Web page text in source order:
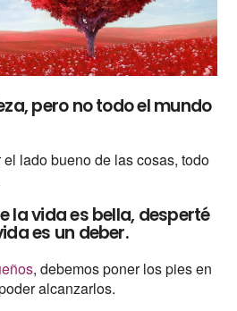
pero no todo el mundo
lado bueno de las cosas, todo
la vida es bella, desperté
es un deber.
, debemos poner los pies en
alcanzarlos.